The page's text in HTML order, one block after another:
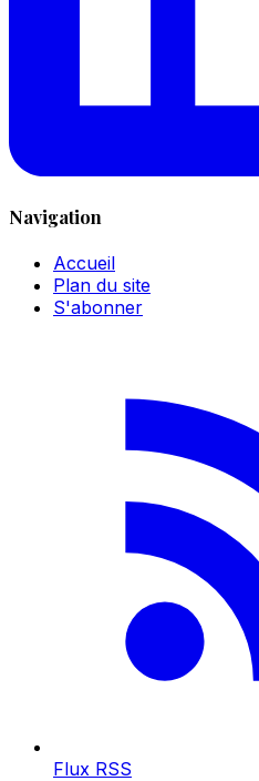
Navigation
Accueil
Plan du site
S'abonner
Flux RSS